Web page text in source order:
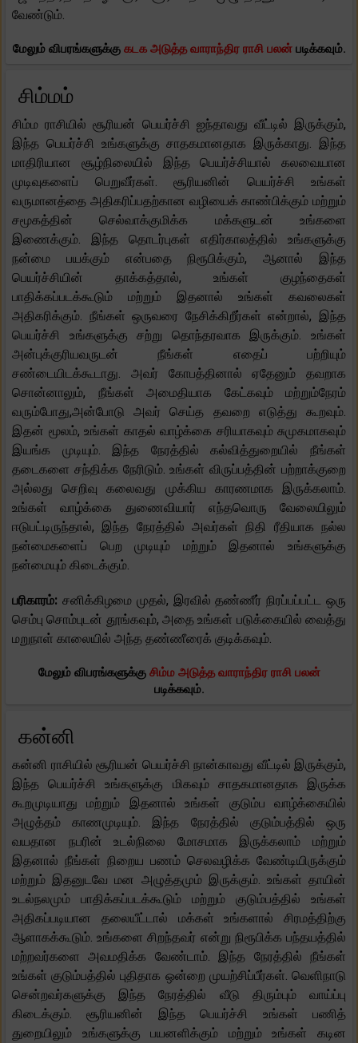
வேண்டும்.
மேலும் விபரங்களுக்கு கடக அடுத்த வாராந்திர ராசி பலன்படிக்கவும்.
சிம்மம்
சிம்ம ராசியில் சூரியன் பெயர்ச்சி ஐந்தாவது வீட்டில் இருக்கும்,
இந்த பெயர்ச்சி உங்களுக்கு சாதகமானதாக இருக்காது. இந்த
மாதிரியான சூழ்நிலையில் இந்த பெயர்ச்சியால் கலவையான
முடிவுகளைப் பெறுவீர்கள். சூரியனின் பெயர்ச்சி உங்கள்
வருமானத்தை அதிகரிப்பதற்கான வழியைக் காண்பிக்கும் மற்றும்
சமூகத்தின் செல்வாக்குமிக்க மக்களுடன் உங்களை
இணைக்கும். இந்த தொடர்புகள் எதிர்காலத்தில் உங்களுக்கு
நன்மை பயக்கும் என்பதை நிரூபிக்கும், ஆனால் இந்த
பெயர்ச்சியின் தாக்கத்தால், உங்கள் குழந்தைகள்
பாதிக்கப்படக்கூடும் மற்றும் இதனால் உங்கள் கவலைகள்
அதிகரிக்கும். நீங்கள் ஒருவரை நேசிக்கிறீர்கள் என்றால், இந்த
பெயர்ச்சி உங்களுக்கு சற்று தொந்தரவாக இருக்கும். உங்கள்
அன்புக்குரியவருடன் நீங்கள் எதைப் பற்றியும்
சண்டையிடக்கூடாது. அவர் கோபத்தினால் ஏதேனும் தவறாக
சொன்னாலும், நீங்கள் அமைதியாக கேட்கவும் மற்றும்நேரம்
வரும்போது, ​​அன்போடு அவர் செய்த தவறை எடுத்து கூறவும்.
இதன் மூலம், உங்கள் காதல் வாழ்க்கை சரியாகவும் சுமுகமாகவும்
இயங்க முடியும். இந்த நேரத்தில் கல்வித்துறையில் நீங்கள்
தடைகளை சந்திக்க நேரிடும். உங்கள் விருப்பத்தின் பற்றாக்குறை
அல்லது செறிவு கலைவது முக்கிய காரணமாக இருக்கலாம்.
உங்கள் வாழ்க்கை துணைவியார் எந்தவொரு வேலையிலும்
ஈடுபட்டிருந்தால், இந்த நேரத்தில் அவர்கள் நிதி ரீதியாக நல்ல
நன்மைகளைப் பெற முடியும் மற்றும் இதனால் உங்களுக்கு
நன்மையும் கிடைக்கும்.
பரிகாரம்: சனிக்கிழமை முதல், இரவில் தண்ணீர் நிரப்பப்பட்ட ஒரு
செம்பு சொம்புடன் தூங்கவும், அதை உங்கள் படுக்கையில் வைத்து
மறுநாள் காலையில் அந்த தண்ணீரைக் குடிக்கவும்.
மேலும் விபரங்களுக்கு சிம்ம அடுத்த வாராந்திர ராசி பலன்
படிக்கவும்.
கன்னி
கன்னி ராசியில் சூரியன் பெயர்ச்சி நான்காவது வீட்டில் இருக்கும்,
இந்த பெயர்ச்சி உங்களுக்கு மிகவும் சாதகமானதாக இருக்க
கூறமுடியாது மற்றும் இதனால் உங்கள் குடும்ப வாழ்க்கையில்
அழுத்தம் காணமுடியும். இந்த நேரத்தில் குடும்பத்தில் ஒரு
வயதான நபரின் உடல்நிலை மோசமாக இருக்கலாம் மற்றும்
இதனால் நீங்கள் நிறைய பணம் செலவழிக்க வேண்டியிருக்கும்
மற்றும் இதனுடவே மன அழுத்தமும் இருக்கும். உங்கள் தாயின்
உடல்நலமும் பாதிக்கப்படக்கூடும் மற்றும் குடும்பத்தில் உங்கள்
அதிகப்படியான தலையீட்டால் மக்கள் உங்களால் சிரமத்திற்கு
ஆளாகக்கூடும். உங்களை சிறந்தவர் என்று நிரூபிக்க பந்தயத்தில்
மற்றவர்களை அவமதிக்க வேண்டாம். இந்த நேரத்தில் நீங்கள்
உங்கள் குடும்பத்தில் புதிதாக ஒன்றை முயற்சிப்பீர்கள். வெளிநாடு
சென்றவர்களுக்கு இந்த நேரத்தில் வீடு திரும்பும் வாய்ப்பு
கிடைக்கும். சூரியனின் இந்த பெயர்ச்சி உங்கள் பணித்
துறையிலும் உங்களுக்கு பயனளிக்கும் மற்றும் உங்கள் கடின